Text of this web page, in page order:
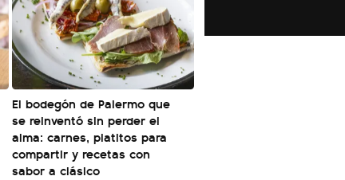
El bodegón de Palermo que
se reinventó sin perder el
alma: carnes, platitos para
compartir y recetas con
sabor a clásico
como "una lista sábana con
y destacó "la movilización